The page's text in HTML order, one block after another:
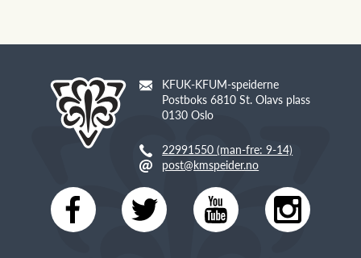
KFUK-KFUM-speiderne
Postboks 6810 St. Olavs plass
0130 Oslo
22991550 (man-fre: 9-14)
post@kmspeider.no